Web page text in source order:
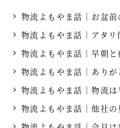
物流よもやま話｜お盆前
物流よもやま話｜アタリ
物流よもやま話｜早朝
物流よもやま話｜あり
物流よもやま話｜物流
物流よもやま話｜他社の